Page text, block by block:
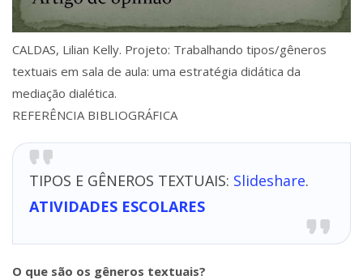
CALDAS, Lilian Kelly. Projeto: Trabalhando tipos/gêneros
textuais em sala de aula: uma estratégia didática da
mediação dialética.
REFERÊNCIA BIBLIOGRÁFICA
TIPOS E GÊNEROS TEXTUAIS: Slideshare.
ATIVIDADES ESCOLARES
O que são os gêneros textuais?